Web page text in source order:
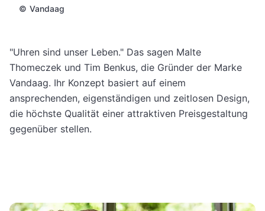
© Vandaag
"Uhren sind unser Leben." Das sagen Malte
Thomeczek und Tim Benkus, die Gründer der Marke
Vandaag. Ihr Konzept basiert auf einem
ansprechenden, eigenständigen und zeitlosen Design,
die höchste Qualität einer attraktiven Preisgestaltung
gegenüber stellen.